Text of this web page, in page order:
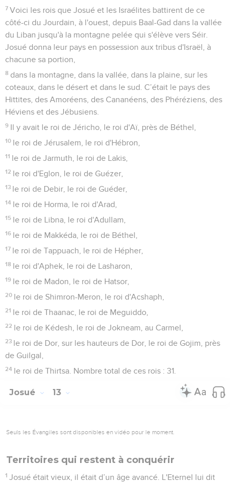
7 Voici les rois que Josué et les Israélites battirent de ce
côté-ci du Jourdain, à l'ouest, depuis Baal-Gad dans la vallée
du Liban jusqu'à la montagne pelée qui s'élève vers Séir.
Josué donna leur pays en possession aux tribus d'Israël, à
chacune sa portion,
8 dans la montagne, dans la vallée, dans la plaine, sur les
coteaux, dans le désert et dans le sud. C’était le pays des
Hittites, des Amoréens, des Cananéens, des Phéréziens, des
Héviens et des Jébusiens.
9 Il y avait le roi de Jéricho, le roi d'Aï, près de Béthel,
10 le roi de Jérusalem, le roi d'Hébron,
11 le roi de Jarmuth, le roi de Lakis,
12 le roi d'Eglon, le roi de Guézer,
13 le roi de Debir, le roi de Guéder,
14 le roi de Horma, le roi d'Arad,
15 le roi de Libna, le roi d'Adullam,
16 le roi de Makkéda, le roi de Béthel,
17 le roi de Tappuach, le roi de Hépher,
18 le roi d'Aphek, le roi de Lasharon,
19 le roi de Madon, le roi de Hatsor,
20 le roi de Shimron-Meron, le roi d'Acshaph,
21 le roi de Thaanac, le roi de Meguiddo,
22 le roi de Kédesh, le roi de Jokneam, au Carmel,
23 le roi de Dor, sur les hauteurs de Dor, le roi de Gojim, près
de Guilgal,
24 le roi de Thirtsa. Nombre total de ces rois : 31.
Josué 13
Seuls les Évangiles sont disponibles en vidéo pour le moment.
Territoires qui restent à conquérir
1 Josué était vieux, il était d’un âge avancé. L'Eternel lui dit